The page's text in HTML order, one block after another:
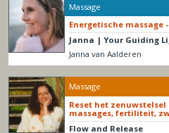
Massage
Energetische massage
Janna | Your Guiding
Janna van Aalderen
Massage
Reset het
massages, fertiliteit,
Flow and Release